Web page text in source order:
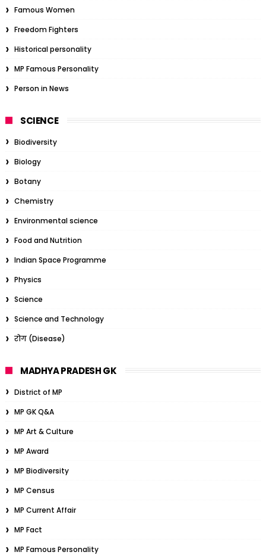
Famous Women
Freedom Fighters
Historical personality
MP Famous Personality
Person in News
SCIENCE
Biodiversity
Biology
Botany
Chemistry
Environmental science
Food and Nutrition
Indian Space Programme
Physics
Science
Science and Technology
रोग (Disease)
MADHYA PRADESH GK
District of MP
MP GK Q&A
MP Art & Culture
MP Award
MP Biodiversity
MP Census
MP Current Affair
MP Fact
MP Famous Personality